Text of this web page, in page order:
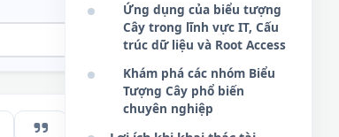
Ứng dụng của biểu tượng
Cây trong lĩnh vực IT, Cấu
trúc dữ liệu và Root Access
Khám phá các nhóm Biểu
Tượng Cây phổ biến
chuyên nghiệp